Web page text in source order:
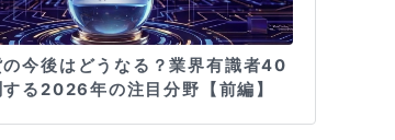
今後はどうなる？業界有識者40
る2026年の注目分野【前編】